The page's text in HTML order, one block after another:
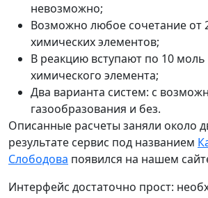
невозможно;
Возможно любое сочетание от
химических элементов;
В реакцию вступают по 10 моль
химического элемента;
Два варианта систем: с
газообразования и без.
Описанные расчеты заняли около
результате сервис под названием
Слободова появился на нашем
Интерфейс достаточно прост: